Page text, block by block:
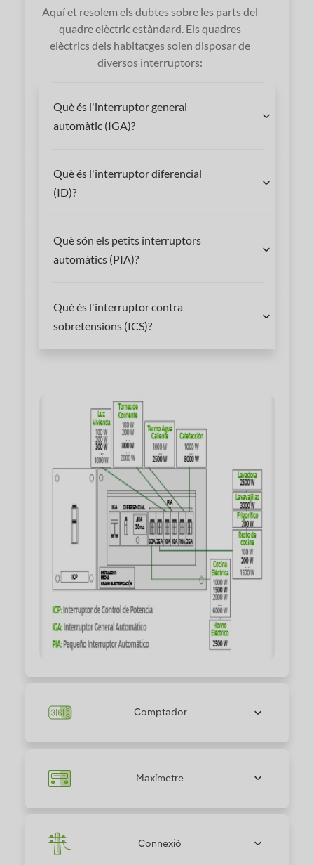
Aquí et resolem els dubtes sobre les parts del
quadre elèctric estàndard. Els quadres
elèctrics dels habitatges solen disposar de
diversos interruptors:
Què és l'interruptor general
automàtic (IGA)?
Què és l'interruptor diferencial
(ID)?
Què són els petits interruptors
automàtics (PIA)?
Què és l'interruptor contra
sobretensions (ICS)?
Comptador
Maxímetre
Connexió